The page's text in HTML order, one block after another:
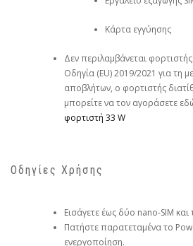
Κάρτα εγγύησης
Δεν περιλαμβάνεται
Οδηγία (EU) 2019/2021 για τη
αποβλήτων, ο φορτιστής
μπορείτε να τον αγοράσετε
φορτιστή 33 W
Οδηγίες Χρήσης
Εισάγετε έως δύο nano-SIM
Πατήστε παρατεταμένα το
ενεργοποίηση.